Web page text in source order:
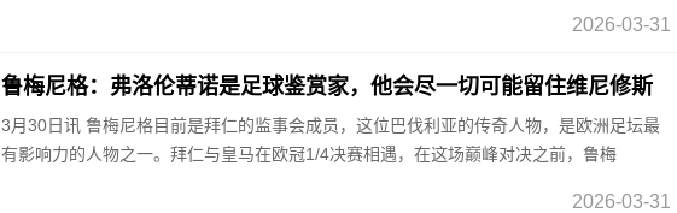
2026-03-31
鲁梅尼格：弗洛伦蒂诺是足球鉴赏家，他会尽一切可能留住维尼修斯
3月30日讯 鲁梅尼格目前是拜仁的监事会成员，这位巴伐利亚的传奇人物，是欧洲足坛最
有影响力的人物之一。拜仁与皇马在欧冠1/4决赛相遇，在这场巅峰对决之前，鲁梅
2026-03-31